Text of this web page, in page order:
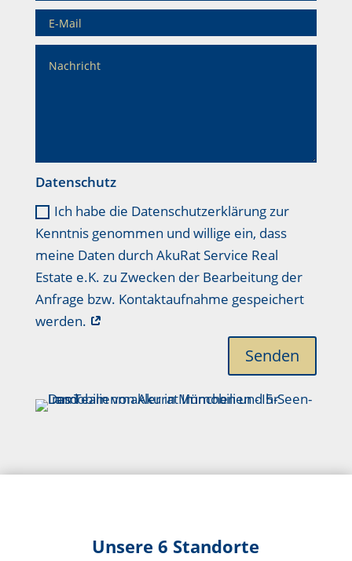
Datenschutz
Ich habe die Datenschutzerklärung zur
Kenntnis genommen und willige ein, dass
meine Daten durch AkuRat Service Real
Estate e.K. zu Zwecken der Bearbeitung der
Anfrage bzw. Kontaktaufnahme gespeichert
werden.
Senden
Unsere 6 Standorte